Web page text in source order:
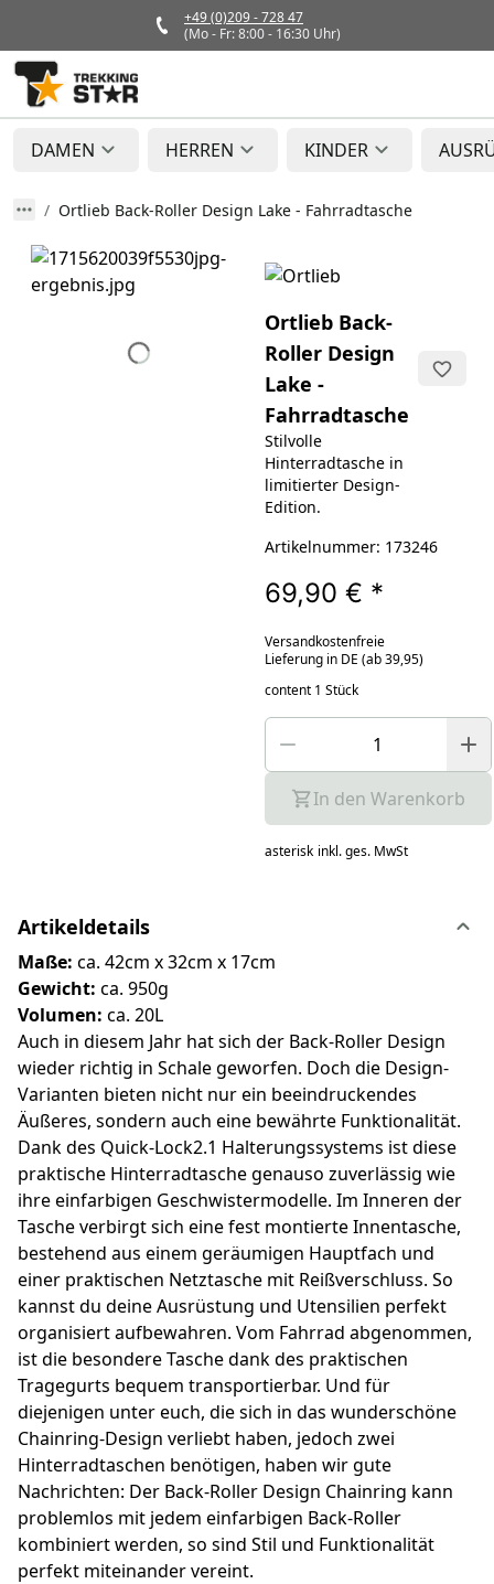
+49 (0)209 - 728 47
(Mo - Fr: 8:00 - 16:30 Uhr)
DAMEN HERREN KINDER
Ortlieb Back-Roller Design Lake - Fahrradtasche
Ortlieb Back-
Roller Design
Lake -
Fahrradtasche
Stilvolle
Hinterradtasche in
limitierter Design-
Edition.
Artikelnummer: 173246
69,90 € *
Versandkostenfreie
Lieferung in DE (ab 39,95)
content 1 Stück
In den Warenkorb
asterisk inkl. ges. MwSt
Artikeldetails
Maße: ca. 42cm x 32cm x 17cm
Gewicht: ca. 950g
Volumen: ca. 20L
Auch in diesem Jahr hat sich der Back-Roller Design
wieder richtig in Schale geworfen. Doch die Design-
Varianten bieten nicht nur ein beeindruckendes
Äußeres, sondern auch eine bewährte Funktionalität.
Dank des Quick-Lock2.1 Halterungssystems ist diese
praktische Hinterradtasche genauso zuverlässig wie
ihre einfarbigen Geschwistermodelle. Im Inneren der
Tasche verbirgt sich eine fest montierte Innentasche,
bestehend aus einem geräumigen Hauptfach und
einer praktischen Netztasche mit Reißverschluss. So
kannst du deine Ausrüstung und Utensilien perfekt
organisiert aufbewahren. Vom Fahrrad abgenommen,
ist die besondere Tasche dank des praktischen
Tragegurts bequem transportierbar. Und für
diejenigen unter euch, die sich in das wunderschöne
Chainring-Design verliebt haben, jedoch zwei
Hinterradtaschen benötigen, haben wir gute
Nachrichten: Der Back-Roller Design Chainring kann
problemlos mit jedem einfarbigen Back-Roller
kombiniert werden, so sind Stil und Funktionalität
perfekt miteinander vereint.